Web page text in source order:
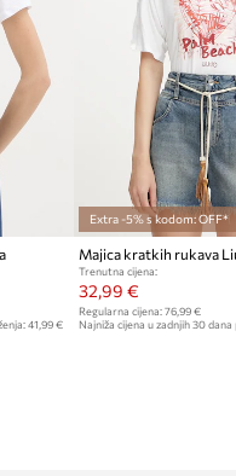
41,99 €
Extra -5% s kodom: OFF*
Majica kratkih rukava
Trenutna cijena:
32,99 €
Regularna cijena: 76,99 €
Najniža cijena u zadnjih 30 dana